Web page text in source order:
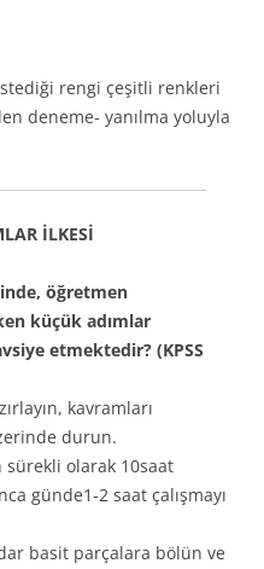
istediği rengi çeşitli renkleri
deneme- yanılma yoluyla
İLKESİ
öğretmen
küçük adımlar
etmektedir? (KPSS
kavramları
durun.
sürekli olarak 10saat
günde1-2 saat çalışmayı
basit parçalara bölün ve